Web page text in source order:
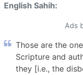
English Sahih:
Ads
Those are the
Scripture and
they [i.e., the